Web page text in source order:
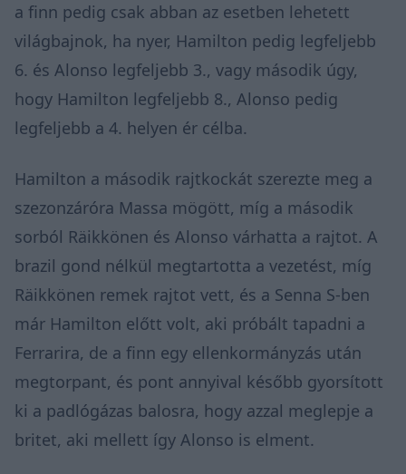
a finn pedig csak abban az esetben lehetett
világbajnok, ha nyer, Hamilton pedig legfeljebb
6. és Alonso legfeljebb 3., vagy második úgy,
hogy Hamilton legfeljebb 8., Alonso pedig
legfeljebb a 4. helyen ér célba.
Hamilton a második rajtkockát szerezte meg a
szezonzáróra Massa mögött, míg a második
sorból Räikkönen és Alonso várhatta a rajtot. A
brazil gond nélkül megtartotta a vezetést, míg
Räikkönen remek rajtot vett, és a Senna S-ben
már Hamilton előtt volt, aki próbált tapadni a
Ferrarira, de a finn egy ellenkormányzás után
megtorpant, és pont annyival később gyorsított
ki a padlógázas balosra, hogy azzal meglepje a
britet, aki mellett így Alonso is elment.